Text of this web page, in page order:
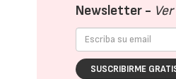
Newsletter -
SUSCRIBIRME